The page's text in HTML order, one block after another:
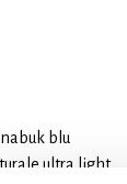
blu
ultra light